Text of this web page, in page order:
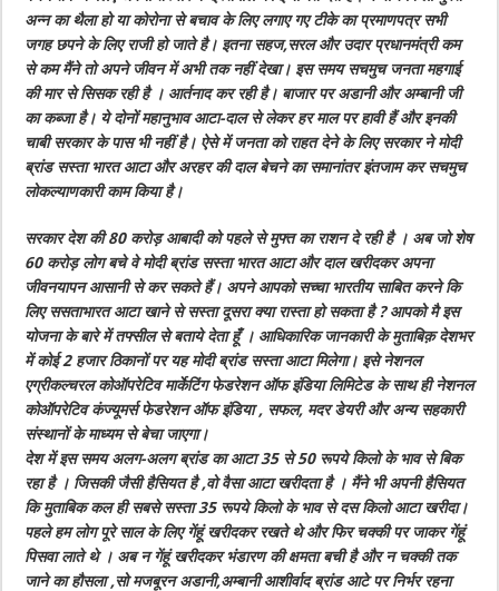
अन्न का थैला हो या कोरोना से बचाव के लिए लगाए गए टीके का प्रमाणपत्र सभी
जगह छपने के लिए राजी हो जाते है। इतना सहज,सरल और उदार प्रधानमंत्री कम
से कम मैंने तो अपने जीवन में अभी तक नहीं देखा। इस समय सचमुच जनता महगाई
की मार से सिसक रही है । आर्तनाद कर रही है। बाजार पर अडानी और अम्बानी जी
का कब्जा है। ये दोनों महानुभाव आटा-दाल से लेकर हर माल पर हावी हैं और इनकी
चाबी सरकार के पास भी नहीं है। ऐसे में जनता को राहत देने के लिए सरकार ने मोदी
ब्रांड सस्ता भारत आटा और अरहर की दाल बेचने का समानांतर इंतजाम कर सचमुच
लोकल्याणकारी काम किया है।
सरकार देश की 80 करोड़ आबादी को पहले से मुफ्त का राशन दे रही है । अब जो शेष
60 करोड़ लोग बचे वे मोदी ब्रांड सस्ता भारत आटा और दाल खरीदकर अपना
जीवनयापन आसानी से कर सकते हैं। अपने आपको सच्चा भारतीय साबित करने कि
लिए ससताभारत आटा खाने से सस्ता दूसरा क्या रास्ता हो सकता है ? आपको मै इस
योजना के बारे में तफ्सील से बताये देता हूँ । आधिकारिक जानकारी के मुताबिक़ देशभर
में कोई 2 हजार ठिकानों पर यह मोदी ब्रांड सस्ता आटा मिलेगा। इसे नेशनल
एग्रीकल्चरल कोऑपरेटिव मार्केटिंग फेडरेशन ऑफ इंडिया लिमिटेड के साथ ही नेशनल
कोऑपरेटिव कंज्यूमर्स फेडरेशन ऑफ इंडिया , सफल, मदर डेयरी और अन्य सहकारी
संस्थानों के माध्यम से बेचा जाएगा।
देश में इस समय अलग-अलग ब्रांड का आटा 35 से 50 रूपये किलो के भाव से बिक
रहा है । जिसकी जैसी हैसियत है ,वो वैसा आटा खरीदता है । मैंने भी अपनी हैसियत
कि मुताबिक कल ही सबसे सस्ता 35 रूपये किलो के भाव से दस किलो आटा खरीदा।
पहले हम लोग पूरे साल के लिए गेंहूं खरीदकर रखते थे और फिर चक्की पर जाकर गेंहूं
पिसवा लाते थे । अब न गेंहूं खरीदकर भंडारण की क्षमता बची है और न चक्की तक
जाने का हौसला ,सो मजबूरन अडानी,अम्बानी आशीर्वाद ब्रांड आटे पर निर्भर रहना